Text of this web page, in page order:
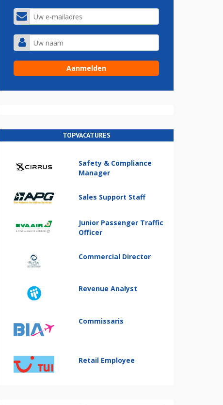
TOPVACATURES
Safety & Compliance
Manager
Sales Support Staff
Junior Passenger Traffic
Officer
Commercial Director
Revenue Analyst
Commissaris
Retail Employee